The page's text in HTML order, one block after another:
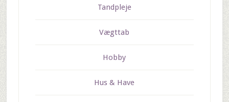
Tandpleje
Vægttab
Hobby
Hus & Have